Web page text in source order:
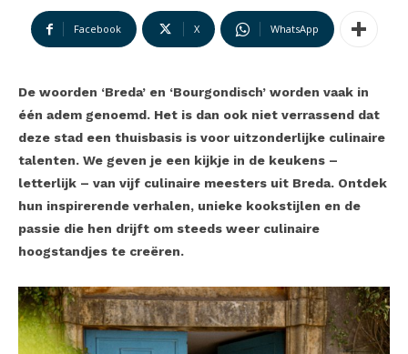
Facebook X WhatsApp
De woorden ‘Breda’ en ‘Bourgondisch’ worden vaak in
één adem genoemd. Het is dan ook niet verrassend dat
deze stad een thuisbasis is voor uitzonderlijke culinaire
talenten. We geven je een kijkje in de keukens –
letterlijk – van vijf culinaire meesters uit Breda. Ontdek
hun inspirerende verhalen, unieke kookstijlen en de
passie die hen drijft om steeds weer culinaire
hoogstandjes te creëren.